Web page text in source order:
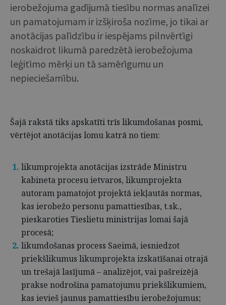
ierobežojuma gadījumā tiesību normas analīzei
un pamatojumam ir izšķiroša nozīme, jo tikai ar
anotācijas palīdzību ir iespējams pilnvērtīgi
noskaidrot likumā paredzētā ierobežojuma
leģitīmo mērķi un tā samērīgumu un
nepieciešamību.
Šajā rakstā tiks apskatīti trīs likumdošanas posmi,
vērtējot anotācijas lomu katrā no tiem:
likumprojekta anotācijas izstrāde Ministru
kabineta procesu ietvaros, likumprojekta
autoram pamatojot projektā iekļautās normas,
kas ierobežo personu pamattiesības, t.sk.,
pieskaroties Tieslietu ministrijas lomai šajā
procesā;
likumdošanas process Saeimā, iesniedzot
priekšlikumus likumprojekta izskatīšanai otrajā
un trešajā lasījumā – analizējot, vai pašreizējā
prakse nodrošina pamatojumu priekšlikumiem,
kas ievieš jaunus pamattiesību ierobežojumus;